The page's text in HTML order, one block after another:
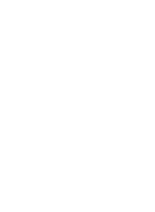
vedere la mare.